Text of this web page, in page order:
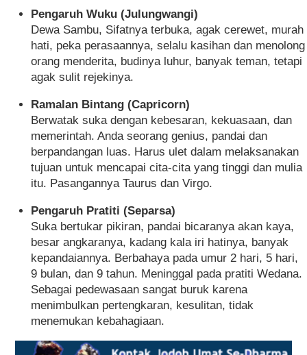
Pengaruh Wuku (Julungwangi)
Dewa Sambu, Sifatnya terbuka, agak cerewet, murah
hati, peka perasaannya, selalu kasihan dan menolong
orang menderita, budinya luhur, banyak teman, tetapi
agak sulit rejekinya.
Ramalan Bintang (Capricorn)
Berwatak suka dengan kebesaran, kekuasaan, dan
memerintah. Anda seorang genius, pandai dan
berpandangan luas. Harus ulet dalam melaksanakan
tujuan untuk mencapai cita-cita yang tinggi dan mulia
itu. Pasangannya Taurus dan Virgo.
Pengaruh Pratiti (Separsa)
Suka bertukar pikiran, pandai bicaranya akan kaya,
besar angkaranya, kadang kala iri hatinya, banyak
kepandaiannya. Berbahaya pada umur 2 hari, 5 hari,
9 bulan, dan 9 tahun. Meninggal pada pratiti Wedana.
Sebagai pedewasaan sangat buruk karena
menimbulkan pertengkaran, kesulitan, tidak
menemukan kebahagiaan.